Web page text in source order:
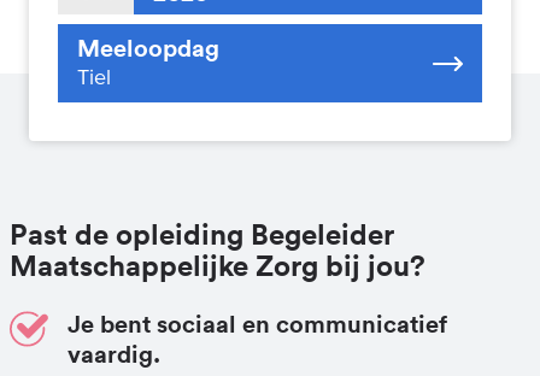
Meeloopdag
Tiel
Past de opleiding Begeleider
Maatschappelijke Zorg bij jou?
Je bent sociaal en communicatief
vaardig.